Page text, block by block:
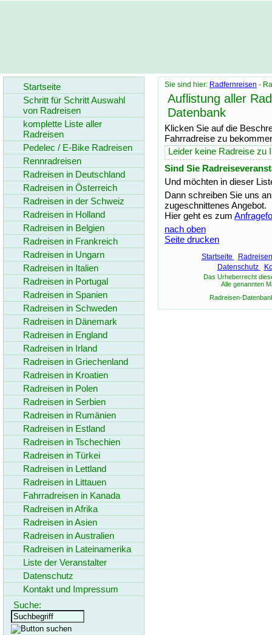
Sie sind hier: Radfernreisen -
Auflistung aller
Datenbank
Klicken Sie auf die
Fahrradreise zu
Leider keine Radreise zu
Sind Sie
Und möchten in dieser
Dann schreiben Sie uns
zugeschnittenes Angebot.
Hier geht es zum
nach oben
Seite drucken
Startseite
Datenschutz
Das Urheberrecht
Alle genannten
Radreisen-
Startseite
Schritt für Schritt Auswahl
von Radreisen
komplette Liste aller
Radreisen
Pedelec / E-Bike Radreisen
Rennradreisen
Radreisen in Deutschland
Radreisen in Österreich
Radreisen in der Schweiz
Radreisen in Holland
Radreisen in Belgien
Radreisen in Frankreich
Radreisen in Ungarn
Radreisen in Italien
Radreisen in Portugal
Radreisen in Spanien
Radreisen in Schweden
Radreisen in Dänemark
Radreisen in England
Radreisen in Irland
Radreisen in Griechenland
Radreisen in Kroatien
Radreisen in Polen
Radreisen in Serbien
Radreisen in Rumänien
Radreisen in Estland
Radreisen in Tschechien
Radreisen in Türkei
Radreisen in Lettland
Radreisen in Littauen
Fahrradreisen in Kanada
Radreisen in Afrika
Radreisen in Asien
Radreisen in Australien
Radreisen in Lateinamerika
Liste der Veranstalter
Datenschutz
Kontakt und Impressum
Suche: